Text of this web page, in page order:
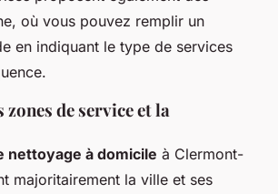
où vous pouvez remplir un
en indiquant le type de services
de service et la
nettoyage à domicile à Clermont-
majoritairement la ville et ses